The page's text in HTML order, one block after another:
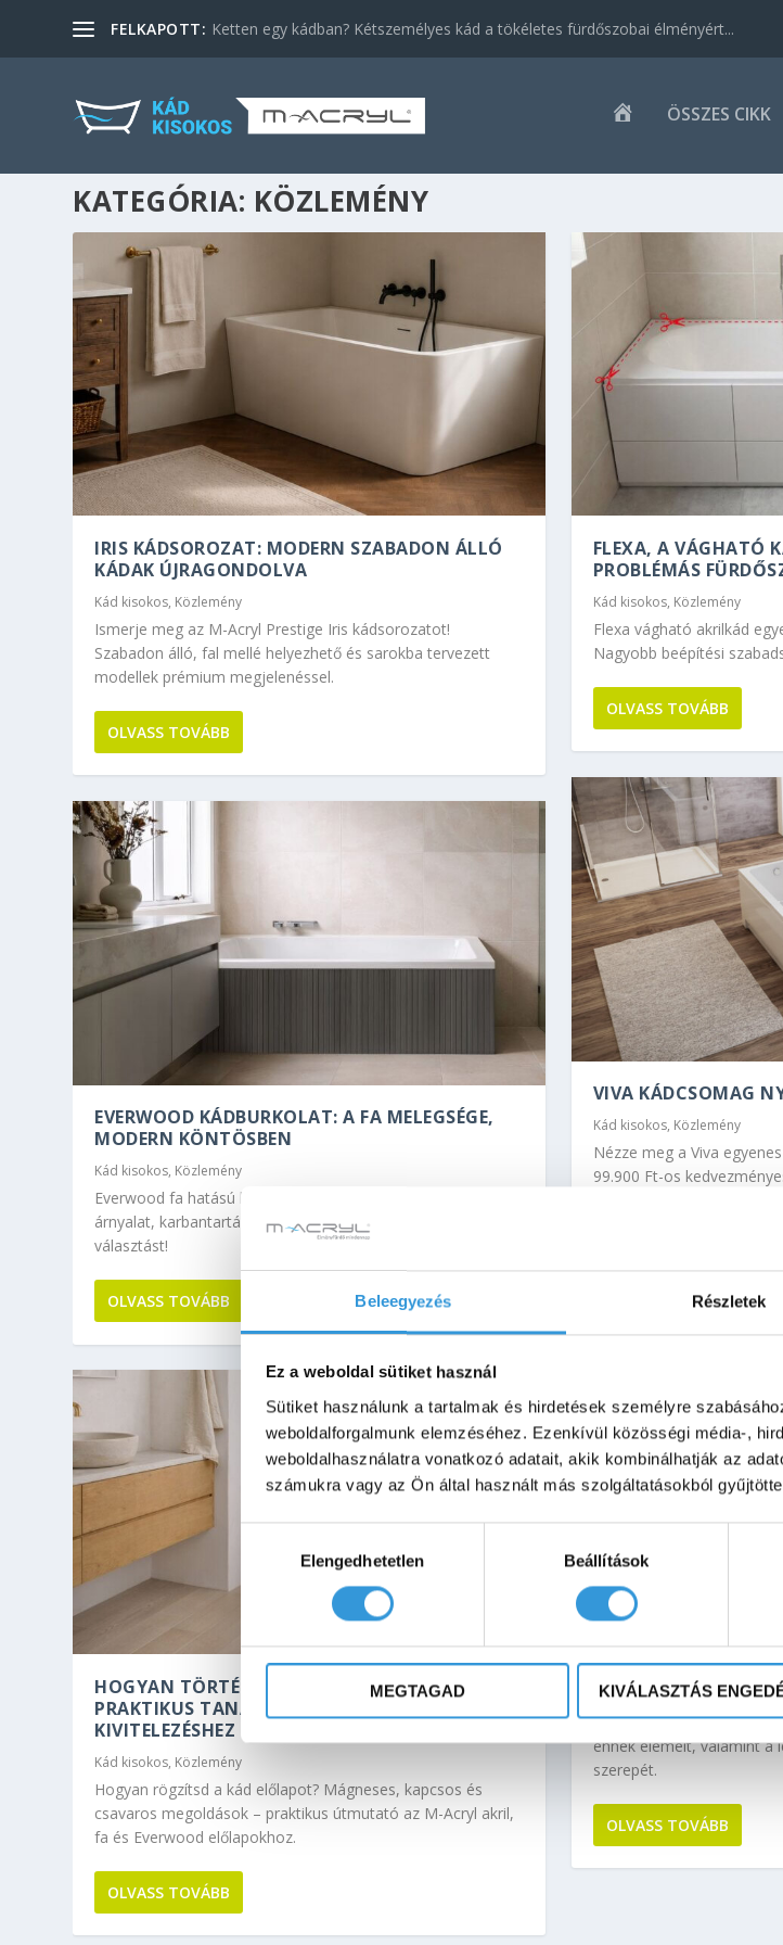
Beleegyezés Részletek
Ez a weboldal sütiket használ
Sütiket használunk a tartalmak és hirdetések személyre
weboldalforgalmunk elemzéséhez. Ezenkívül közösségi média-,
weboldalhasználatra vonatkozó adatait, akik kombinálhatják az
számukra vagy az Ön által használt más szolgáltatásokból
kiválasztásaElengedhetetlen Beállítások
MEGTAGAD KIVÁLASZTÁS
FELKAPOTT: Ketten egy kádban? Kétszemélyes kád a tökéletes fürdőszobai élményért...
P
ÖSSZES CIKK
KATEGÓRIA: KÖZLEMÉNY
IRIS KÁDSOROZAT: MODERN SZABADON ÁLLÓ
KÁDAK ÚJRAGONDOLVA
Kád kisokos, Közlemény
Ismerje meg az M-Acryl Prestige Iris kádsorozatot!
Szabadon álló, fal mellé helyezhető és sarokba tervezett
modellek prémium megjelenéssel.
OLVASS TOVÁBB
EVERWOOD KÁDBURKOLAT: A FA MELEGSÉGE,
MODERN KÖNTÖSBEN
Kád kisokos, Közlemény
Everwood fa hatású kád oldalburkolat – M-Acryl minőség, 5
árnyalat, karbantartásmentes felület. Találja meg a tökéletes
választást!
OLVASS TOVÁBB
HOGYAN TÖRTÉNIK A KÁD ELŐLAP RÖGZÍTÉS?
PRAKTIKUS TANÁCSOK A SZAKSZERŰ
KIVITELEZÉSHEZ
Kád kisokos, Közlemény
Hogyan rögzítsd a kád előlapot? Mágneses, kapcsos és
csavaros megoldások – praktikus útmutató az M-Acryl akril,
fa és Everwood előlapokhoz.
OLVASS TOVÁBB
FLEXA, A VÁGHATÓ
PROBLÉMÁS
Kád kisokos, Közlemény
Flexa vágható akrilkád
Nagyobb beépítési
OLVASS TOVÁBB
VIVA KÁDCSOMAG
Kád kisokos, Közlemény
Nézze meg a Viva
99.900 Ft-os
LUXUS
MEG SAJÁT
Kád kisokos,Közlemény
A luxus fürdőszoba az ön
ennek elemeit, valamint a
szerepét.
OLVASS TOVÁBB